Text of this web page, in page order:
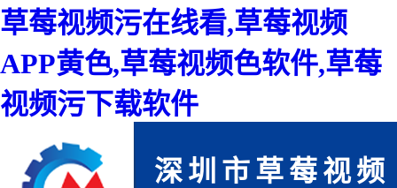
草莓视频污在线看,草莓视频
APP黄色,草莓视频色软件,草莓
视频污下载软件
深圳市草莓视频